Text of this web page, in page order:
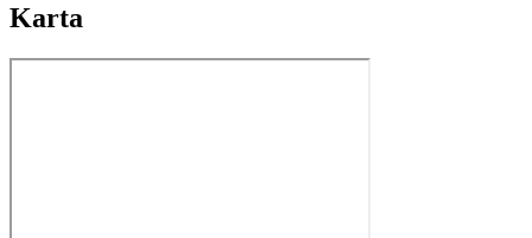
Karta